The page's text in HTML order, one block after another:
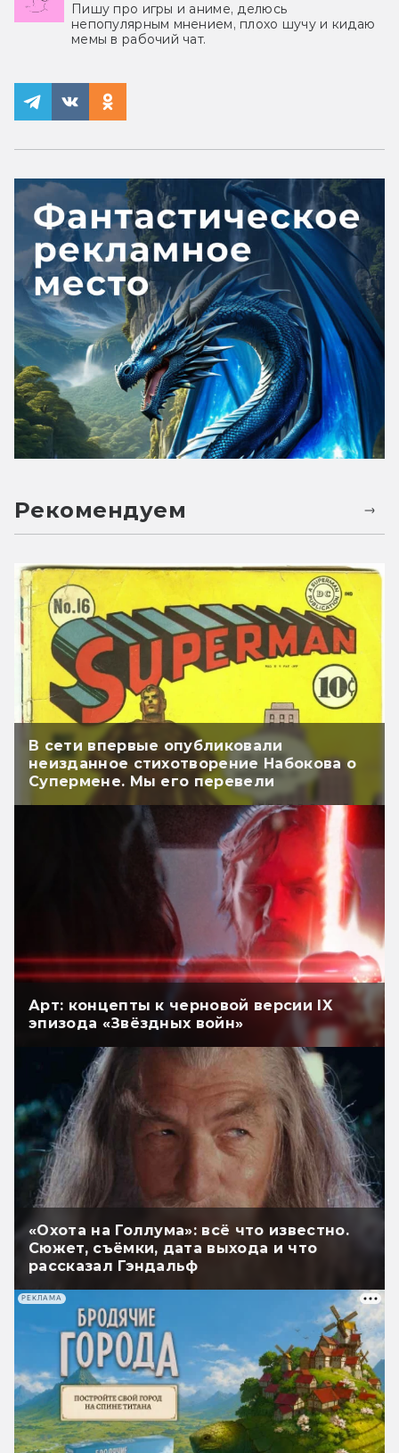
Пишу про игры и аниме, делюсь
непопулярным мнением, плохо шучу и кидаю
мемы в рабочий чат.
Рекомендуем
В сети впервые опубликовали
неизданное стихотворение Набокова о
Супермене. Мы его перевели
Арт: концепты к черновой версии IX
эпизода «Звёздных войн»
«Охота на Голлума»: всё что известно.
Сюжет, съёмки, дата выхода и что
рассказал Гэндальф
РЕКЛАМА